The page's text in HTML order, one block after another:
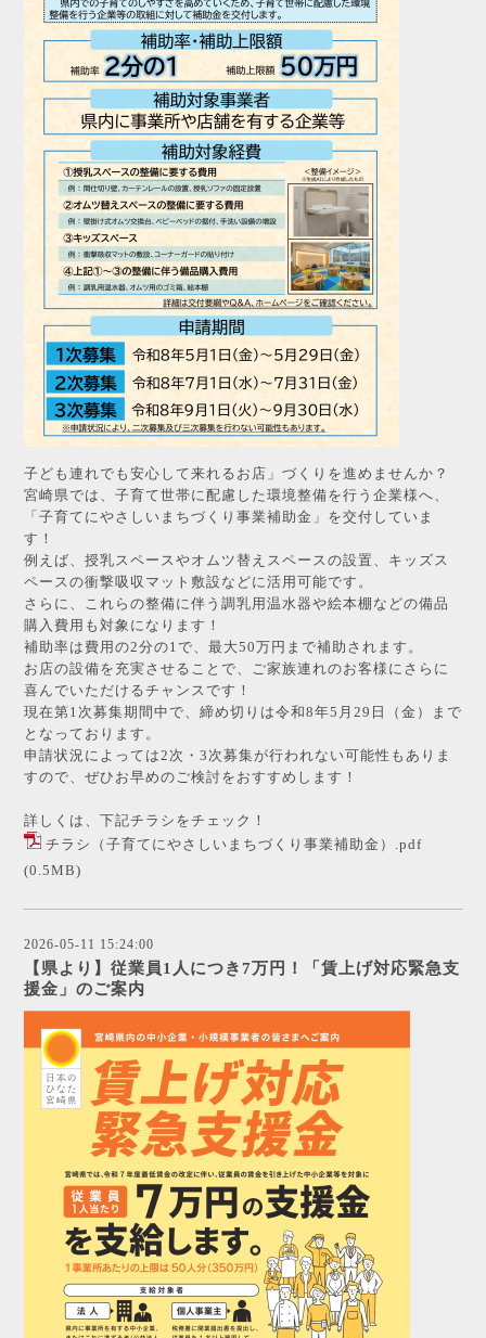
子ども連れでも安心して来れるお店」づくりを進めませんか？
宮崎県では、子育て世帯に配慮した環境整備を行う企業様へ、
「子育てにやさしいまちづくり事業補助金」を交付していま
す！
例えば、授乳スペースやオムツ替えスペースの設置、キッズス
ペースの衝撃吸収マット敷設などに活用可能です。
さらに、これらの整備に伴う調乳用温水器や絵本棚などの備品
購入費用も対象になります！
補助率は費用の2分の1で、最大50万円まで補助されます。
お店の設備を充実させることで、ご家族連れのお客様にさらに
喜んでいただけるチャンスです！
現在第1次募集期間中で、締め切りは令和8年5月29日（金）まで
となっております。
申請状況によっては2次・3次募集が行われない可能性もありま
すので、ぜひお早めのご検討をおすすめします！
詳しくは、下記チラシをチェック！
チラシ（子育てにやさしいまちづくり事業補助金）.pdf
(0.5MB)
2026-05-11 15:24:00
【県より】従業員1人につき7万円！「賃上げ対応緊急支
援金」のご案内